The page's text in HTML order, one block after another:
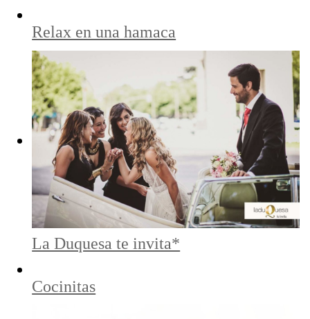
Relax en una hamaca
La Duquesa te invita*
Cocinitas